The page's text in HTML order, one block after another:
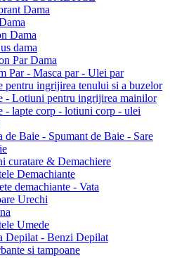
Dama
Dama
dama
Par Dama
Par - Masca par - Ulei par
pentru ingrijirea tenului si a buzelor
- Lotiuni pentru ingrijirea mainilor
- lapte corp - lotiuni corp - ulei
de Baie - Spumant de Baie - Sare
curatare & Demachiere
Demachiante
demachiante - Vata
Urechi
Umede
Depilat - Benzi Depilat
si tampoane